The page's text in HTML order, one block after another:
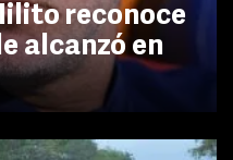
reconoce
alcanzó en